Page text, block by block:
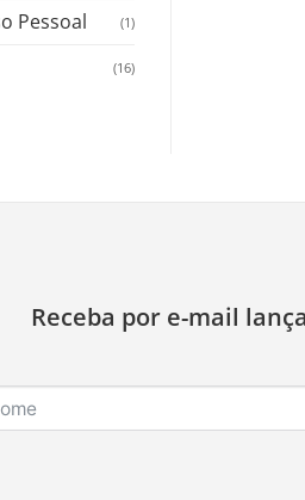
Pessoal (1)
(16)
Receba por e-mail